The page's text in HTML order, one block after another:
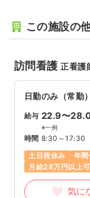
この施設の
訪問看護正看護
日勤のみ（常勤）
給与 22.9〜
※一例
時間 8:30～17:30
土日祝休み
年
月給28万円以上可
気に